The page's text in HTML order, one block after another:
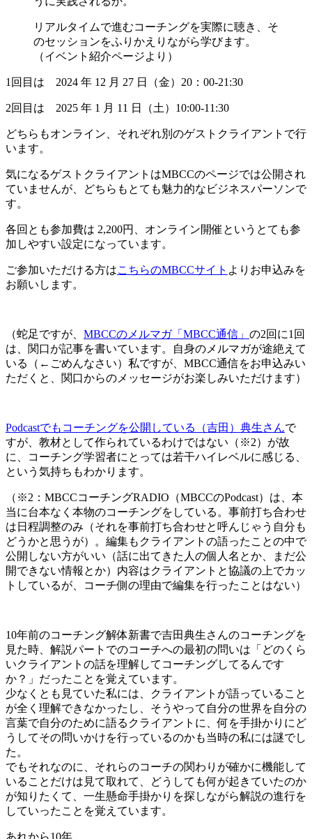
リアルタイムで進むコーチングを実際に聴き、そ
のセッションをふりかえりながら学びます。
（イベント紹介ページより）
1回目は 2024 年 12 月 27 日（金）20：00‐21:30
2回目は 2025 年 1 月 11 日（土）10:00‐11:30
どちらもオンライン、それぞれ別のゲストクライアントで行
います。
気になるゲストクライアントはMBCCのページでは公開され
ていませんが、どちらもとても魅力的なビジネスパーソンで
す。
各回とも参加費は 2,200円、オンライン開催というとても参
加しやすい設定になっています。
ご参加いただける方はこちらのMBCCサイト よりお申込みを
お願いします。
（蛇足ですが、 MBCCのメルマガ「MBCC通信」 の2回に1回
は、関口が記事を書いています。自身のメルマガが途絶えて
いる（←ごめんなさい）私ですが、MBCC通信をお申込みい
ただくと、関口からのメッセージがお楽しみいただけます）
Podcastでもコーチングを公開している（吉田）典生さんで
すが、教材として作られているわけではない（※2）が故
に、コーチング学習者にとっては若干ハイレベルに感じる、
という気持ちもわかります。
（※2：MBCCコーチングRADIO（MBCCのPodcast）は、本
当に台本なく本物のコーチングをしている。事前打ち合わせ
は日程調整のみ（それを事前打ち合わせと呼んじゃう自分も
どうかと思うが）。編集もクライアントの語ったことの中で
公開しない方がいい（話に出てきた人の個人名とか、まだ公
開できない情報とか）内容はクライアントと協議の上でカッ
トしているが、コーチ側の理由で編集を行ったことはない）
10年前のコーチング解体新書で吉田典生さんのコーチングを
見た時、解説パートでのコーチへの最初の問いは「どのくら
いクライアントの話を理解してコーチングしてるんです
か？」だったことを覚えています。
少なくとも見ていた私には、クライアントが語っていること
が全く理解できなかったし、そうやって自分の世界を自分の
言葉で自分のために語るクライアントに、何を手掛かりにど
うしてその問いかけを行っているのかも当時の私には謎でし
た。
でもそれなのに、それらのコーチの関わりが確かに機能して
いることだけは見て取れて、どうしても何が起きていたのか
が知りたくて、一生懸命手掛かりを探しながら解説の進行を
していったことを覚えています。
あれから10年。